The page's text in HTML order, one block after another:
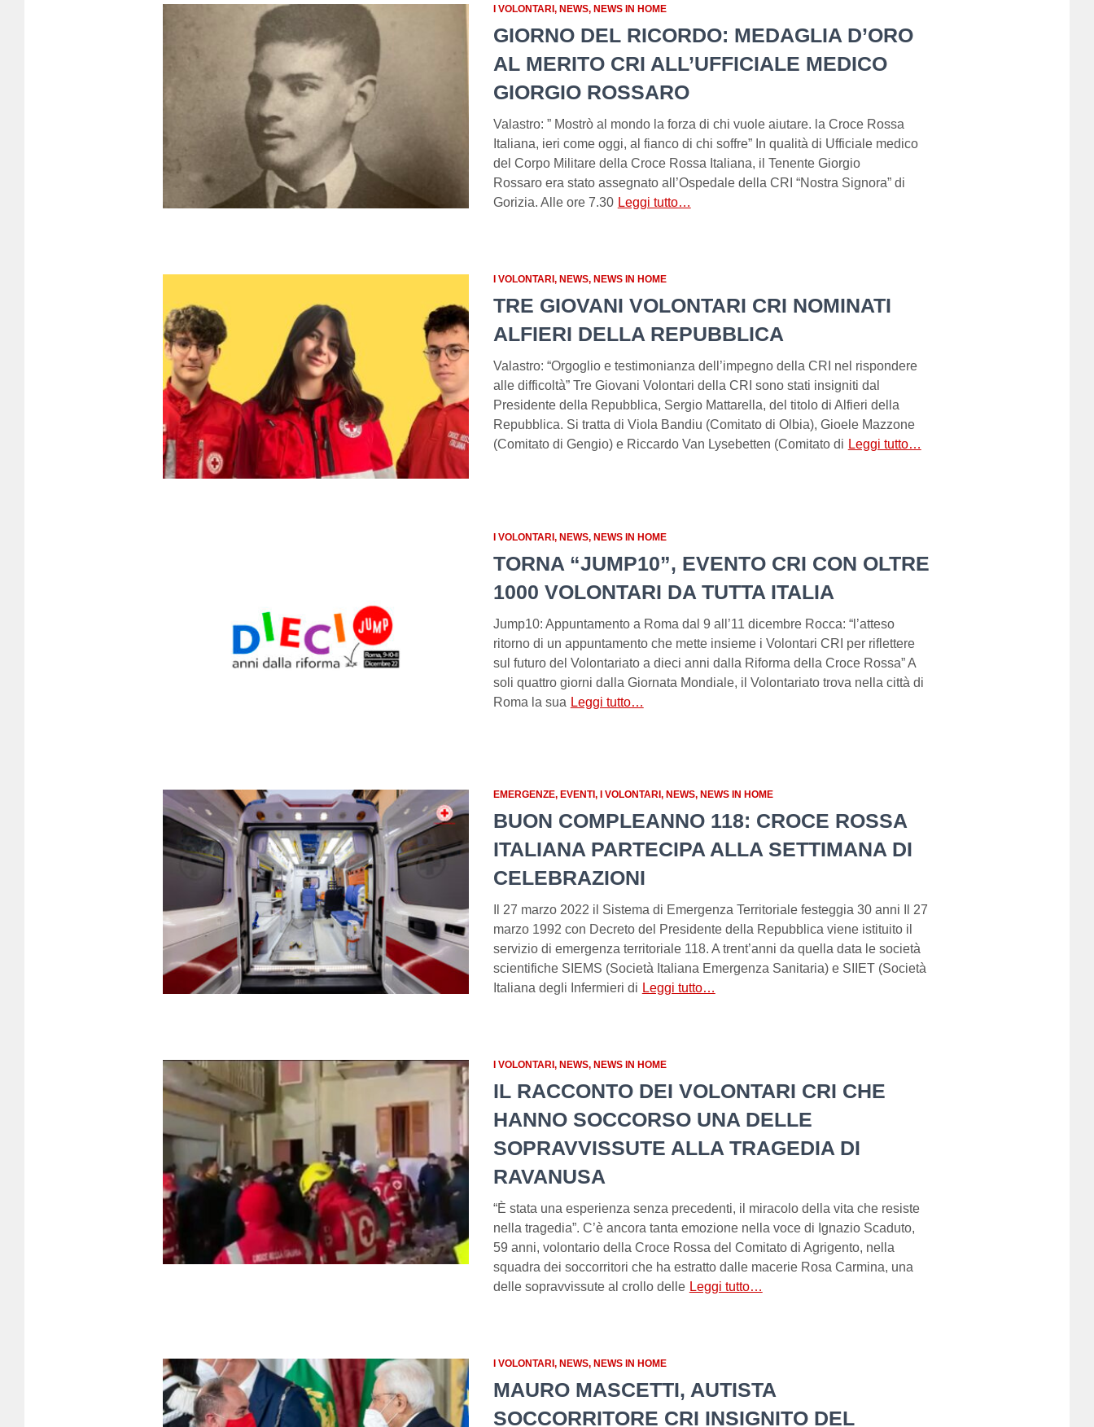
I VOLONTARI NEWS NEWS IN HOME
GIORNO DEL RICORDO: MEDAGLIA D’ORO
AL MERITO CRI ALL’UFFICIALE MEDICO
GIORGIO ROSSARO
Valastro: ” Mostrò al mondo la forza di chi vuole aiutare. la Croce Rossa
Italiana, ieri come oggi, al fianco di chi soffre” In qualità di Ufficiale medico
del Corpo Militare della Croce Rossa Italiana, il Tenente Giorgio
Rossaro era stato assegnato all’Ospedale della CRI “Nostra Signora” di
Gorizia. Alle ore 7.30 Leggi tutto…
I VOLONTARI NEWS NEWS IN HOME
TRE GIOVANI VOLONTARI CRI NOMINATI
ALFIERI DELLA REPUBBLICA
Valastro: “Orgoglio e testimonianza dell’impegno della CRI nel rispondere
alle difficoltà” Tre Giovani Volontari della CRI sono stati insigniti dal
Presidente della Repubblica, Sergio Mattarella, del titolo di Alfieri della
Repubblica. Si tratta di Viola Bandiu (Comitato di Olbia), Gioele Mazzone
(Comitato di Gengio) e Riccardo Van Lysebetten (Comitato di Leggi tutto…
I VOLONTARI NEWS NEWS IN HOME
TORNA “JUMP10”, EVENTO CRI CON OLTRE
1000 VOLONTARI DA TUTTA ITALIA
Jump10: Appuntamento a Roma dal 9 all’11 dicembre Rocca: “l’atteso
ritorno di un appuntamento che mette insieme i Volontari CRI per riflettere
sul futuro del Volontariato a dieci anni dalla Riforma della Croce Rossa” A
soli quattro giorni dalla Giornata Mondiale, il Volontariato trova nella città di
Roma la sua Leggi tutto…
EMERGENZE EVENTI I VOLONTARI NEWS NEWS IN HOME
BUON COMPLEANNO 118: CROCE ROSSA
ITALIANA PARTECIPA ALLA SETTIMANA DI
CELEBRAZIONI
Il 27 marzo 2022 il Sistema di Emergenza Territoriale festeggia 30 anni Il 27
marzo 1992 con Decreto del Presidente della Repubblica viene istituito il
servizio di emergenza territoriale 118. A trent’anni da quella data le società
scientifiche SIEMS (Società Italiana Emergenza Sanitaria) e SIIET (Società
Italiana degli Infermieri di Leggi tutto…
I VOLONTARI NEWS NEWS IN HOME
IL RACCONTO DEI VOLONTARI CRI CHE
HANNO SOCCORSO UNA DELLE
SOPRAVVISSUTE ALLA TRAGEDIA DI
RAVANUSA
“È stata una esperienza senza precedenti, il miracolo della vita che resiste
nella tragedia”. C’è ancora tanta emozione nella voce di Ignazio Scaduto,
59 anni, volontario della Croce Rossa del Comitato di Agrigento, nella
squadra dei soccorritori che ha estratto dalle macerie Rosa Carmina, una
delle sopravvissute al crollo delle Leggi tutto…
I VOLONTARI NEWS NEWS IN HOME
MAURO MASCETTI, AUTISTA
SOCCORRITORE CRI INSIGNITO DEL